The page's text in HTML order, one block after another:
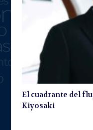
El cuadrante del
Kiyosaki